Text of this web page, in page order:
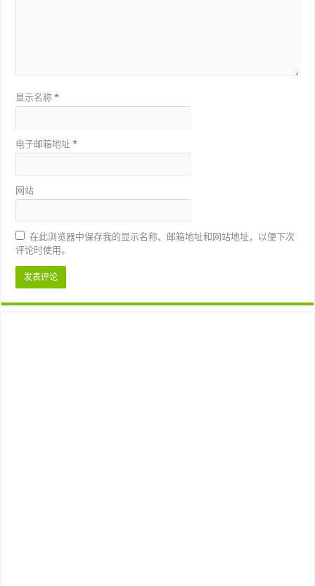
显示名称*
电子邮箱地址*
网站
在此浏览器中保存我的显示名称、邮箱地址和网站地址，以便下次
评论时使用。